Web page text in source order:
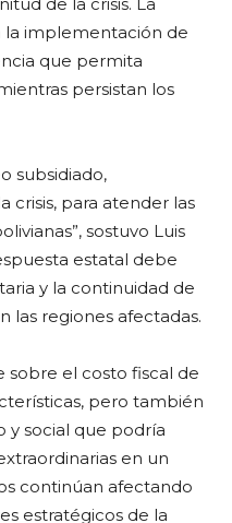
implementación de
que permita
persistan los
subsidiado,
crisis, para atender las
sostuvo Luis
estatal debe
y la continuidad de
las regiones afectadas.
el costo fiscal de
pero también
social que podría
en un
continúan afectando
estratégicos de la